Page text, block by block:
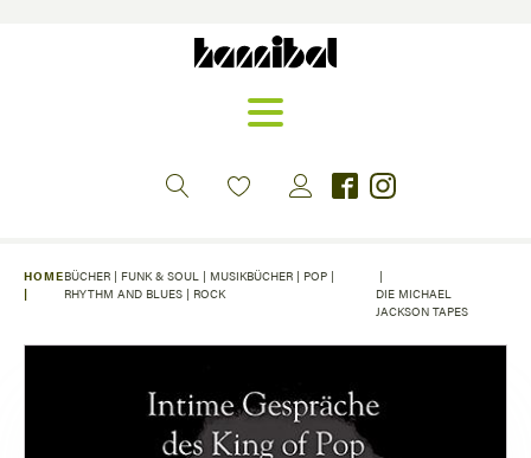
HOME
|
BÜCHER | FUNK & SOUL | MUSIKBÜCHER | POP |
RHYTHM AND BLUES | ROCK
|
DIE MICHAEL
JACKSON TAPES